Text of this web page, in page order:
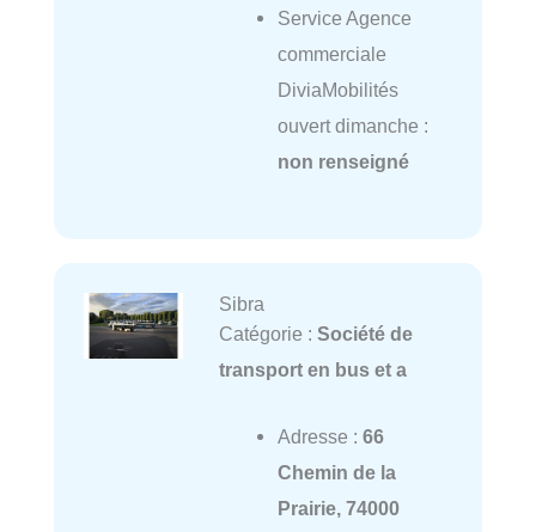
Service Agence
commerciale
DiviaMobilités
ouvert dimanche :
non renseigné
Sibra
Catégorie : Société de
transport en bus et a
Adresse : 66
Chemin de la
Prairie, 74000